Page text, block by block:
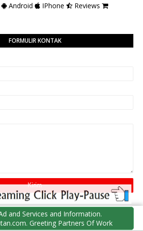
Android IPhone
Reviews
FORMULIR KONTAK
PEMBERITAAN MEDIA SIBER
and Services and Information.
Greeting Partners Of Work